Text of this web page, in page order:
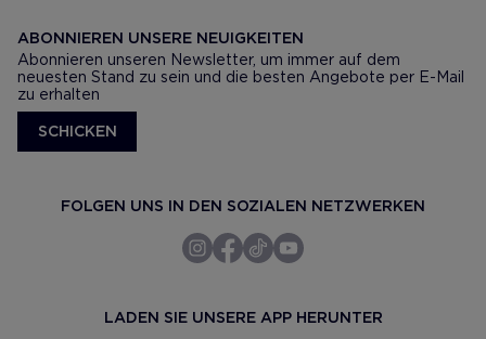
ABONNIEREN UNSERE NEUIGKEITEN
Abonnieren unseren Newsletter, um immer auf dem
neuesten Stand zu sein und die besten Angebote per E-Mail
zu erhalten
SCHICKEN
FOLGEN UNS IN DEN SOZIALEN NETZWERKEN
LADEN SIE UNSERE APP HERUNTER